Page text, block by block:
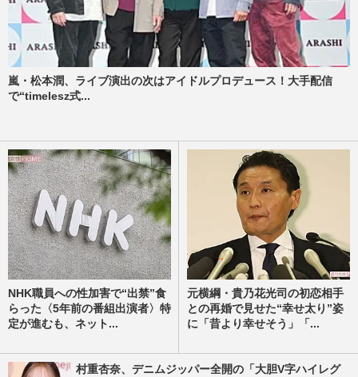
嵐・松本潤、ライブ演出の次はアイドルプロデュース！大手配信
で“timelesz式...
NHK職員への性加害で“出禁”食
らった〈5年前の番組出演者〉特
定が進むも、ネット...
元横綱・貴乃花光司の初恋相手
との再婚で見せた“幸せ太り”姿
に「昔より幸せそう」「...
村重杏奈、デニムジッパー全開の「大胆V字ハイレグ